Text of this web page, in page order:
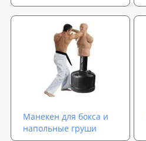
Манекен для бокса и
напольные груши